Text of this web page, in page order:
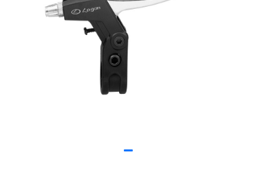
আমাদের সম্পর্কে
সংবাদ এবং সহযোগিতার মামলা
উৎপাদন ভিত্তি এবং প্রক্রিয়া